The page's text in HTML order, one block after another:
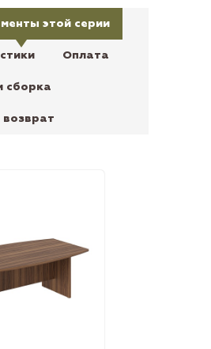
этой серии
Оплата
сборка
возврат